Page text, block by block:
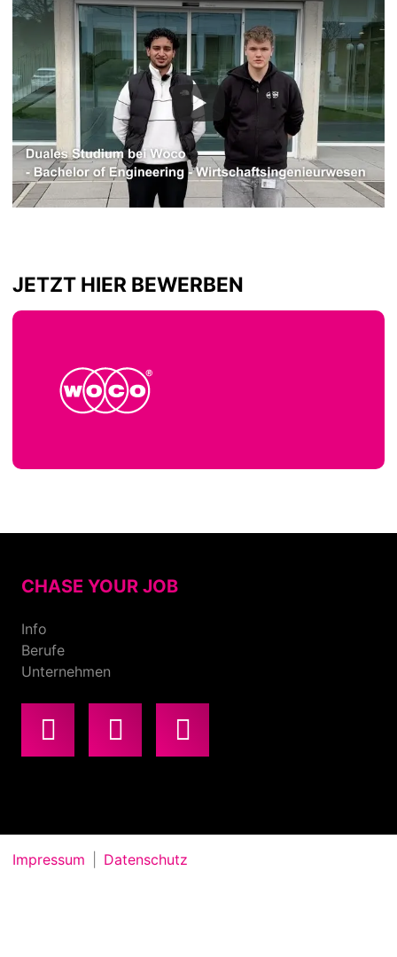
JETZT HIER BEWERBEN
CHASE YOUR JOB
Info
Berufe
Unternehmen
Impressum Datenschutz